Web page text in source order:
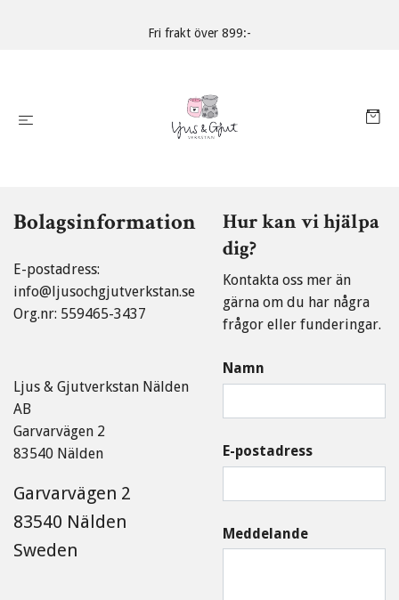
Fri frakt över 899:-
Bolagsinformation
E-postadress:
info@ljusochgjutverkstan.se
Org.nr: 559465-3437
Ljus & Gjutverkstan Nälden
AB
Garvarvägen 2
83540 Nälden
Garvarvägen 2
83540 Nälden
Sweden
Hur kan vi hjälpa
dig?
Kontakta oss mer än
gärna om du har några
frågor eller funderingar.
Namn
E-postadress
Meddelande